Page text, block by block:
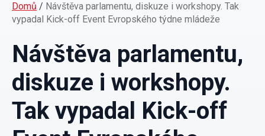
Domů / Návštěva parlamentu, diskuze i workshopy. Tak
vypadal Kick-off Event Evropského týdne mládeže
Návštěva parlamentu,
diskuze i workshopy.
Tak vypadal Kick-off